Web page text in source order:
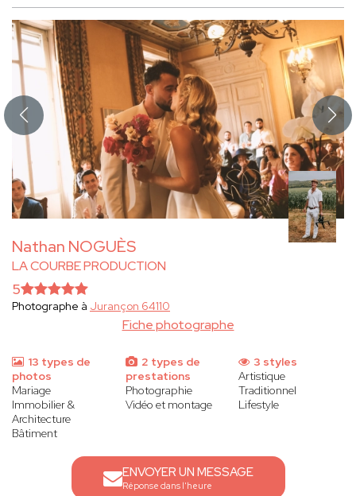
Nathan NOGUÈS
LA COURBE PRODUCTION
Fiche photographe
5
Photographe à Jurançon 64110
13 types de
photos
Mariage
Immobilier &
Architecture
Bâtiment
2 types de
prestations
Photographie
Vidéo et montage
3 styles
Artistique
Traditionnel
Lifestyle
ENVOYER UN MESSAGE
Réponse dans l'heure